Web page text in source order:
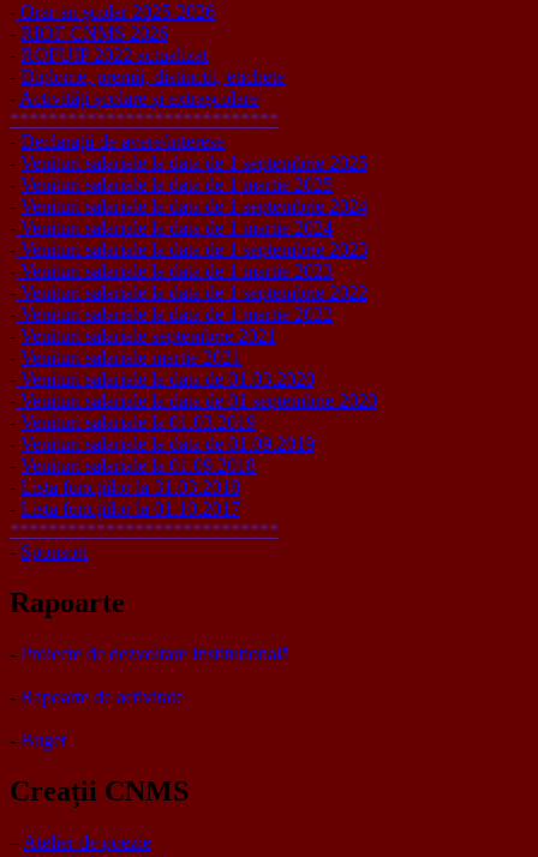
- Orar an școlar 2025-2026
- RIOF CNMS 2026
- ROFUIP 2022 actualizat
- Diplome, premii, distinctii, etichete
- Activități școlare și extrașcolare
****************************
- Declarații de avere/interese
- Venituri salariale la data de 1 septembrie 2025
- Venituri salariale la data de 1 martie 2025
- Venituri salariale la data de 1 septembrie 2024
- Venituri salariale la data de 1 martie 2024
- Venituri salariale la data de 1 septembrie 2023
- Venituri salariale la data de 1 martie 2023
- Venituri salariale la data de 1 septembrie 2022
- Venituri salariale la data de 1 martie 2022
- Venituri salariale septembrie 2021
- Venituri salariale martie 2021
- Venituri salariale la data de 01.03.2020
- Venituri salariale la data de 01 septembrie 2020
- Venituri salariale la 01.03.2019
- Venituri salariale la data de 01.09.2019
- Venituri salariale la 01.09.2018
- Lista funcțiilor la 31.03.2018
- Lista funcțiilor la 01.10.2017
****************************
- Sponsori
Rapoarte
- Proiecte de dezvoltare Instituțională
- Rapoarte de activitate
- Buget
Creații CNMS
– Atelier de poezie